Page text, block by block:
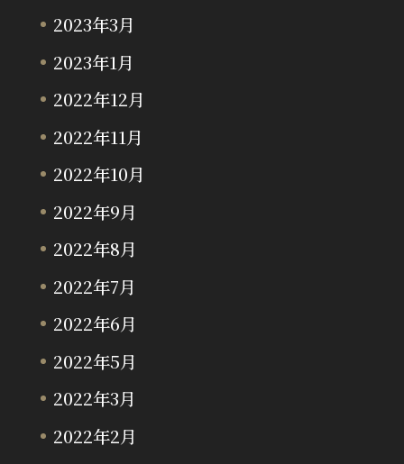
2023年3月
2023年1月
2022年12月
2022年11月
2022年10月
2022年9月
2022年8月
2022年7月
2022年6月
2022年5月
2022年3月
2022年2月